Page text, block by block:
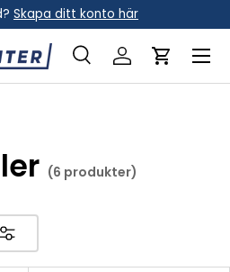
Skapa ditt konto här
Sök Logga inVagn
Meny
(6 produkter)